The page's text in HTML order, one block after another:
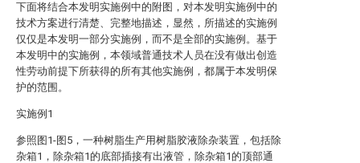
下面将结合本发明实施例中的附图，对本发明实施例中的
技术方案进行清楚、完整地描述，显然，所描述的实施例
仅仅是本发明一部分实施例，而不是全部的实施例。基于
本发明中的实施例，本领域普通技术人员在没有做出创造
性劳动前提下所获得的所有其他实施例，都属于本发明保
护的范围。
实施例1
参照图1-图5，一种树脂生产用树脂胶液除杂装置，包括除
杂箱1，除杂箱1的底部插接有出液管，除杂箱1的顶部通